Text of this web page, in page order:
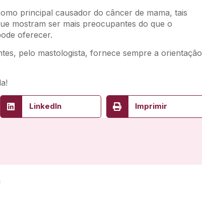
principal causador do câncer de mama, tais
mostram ser mais preocupantes do que o
oferecer.
pelo mastologista, fornece sempre a orientação
LinkedIn Imprimir